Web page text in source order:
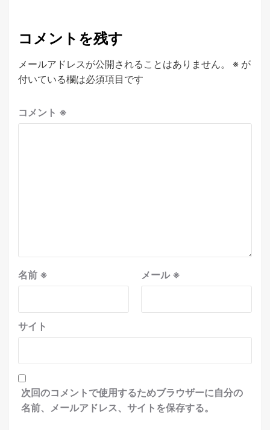
コメントを残す
メールアドレスが公開されることはありません。 ※ が
付いている欄は必須項目です
コメント ※
名前 ※ メール※
サイト
次回のコメントで使用するためブラウザーに自分の
名前、メールアドレス、サイトを保存する。